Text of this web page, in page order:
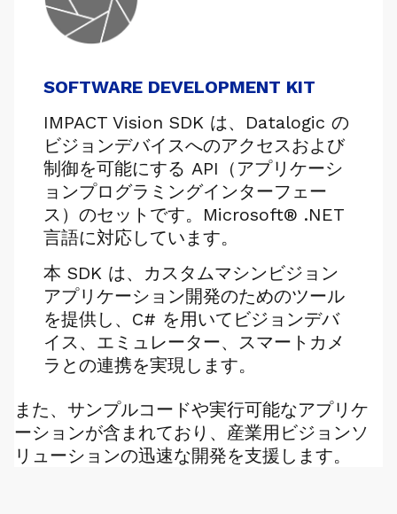
SOFTWARE DEVELOPMENT KIT
IMPACT Vision SDK は、Datalogic の
ビジョンデバイスへのアクセスおよび
制御を可能にする API（アプリケーシ
ョンプログラミングインターフェー
ス）のセットです。Microsoft® .NET
言語に対応しています。
本 SDK は、カスタムマシンビジョン
アプリケーション開発のためのツール
を提供し、C# を用いてビジョンデバ
イス、エミュレーター、スマートカメ
ラとの連携を実現します。
また、サンプルコードや実行可能なアプリケ
ーションが含まれており、産業用ビジョンソ
リューションの迅速な開発を支援します。